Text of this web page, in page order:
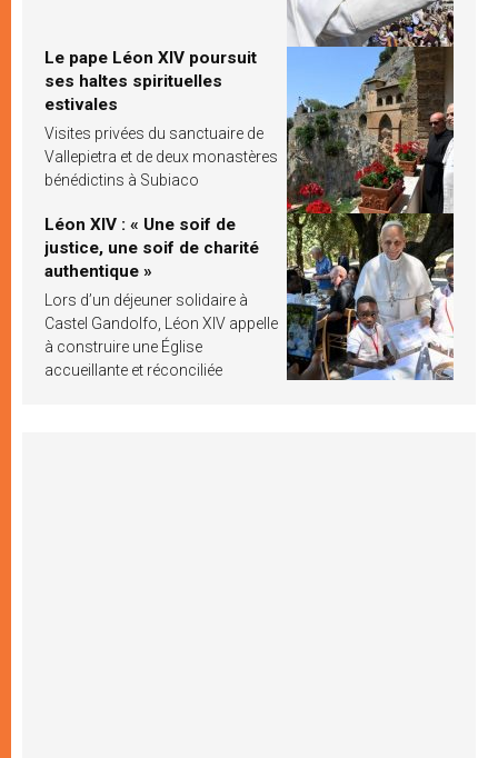
Le pape Léon XIV poursuit
ses haltes spirituelles
estivales
Visites privées du sanctuaire de
Vallepietra et de deux monastères
bénédictins à Subiaco
Léon XIV : « Une soif de
justice, une soif de charité
authentique »
Lors d’un déjeuner solidaire à
Castel Gandolfo, Léon XIV appelle
à construire une Église
accueillante et réconciliée